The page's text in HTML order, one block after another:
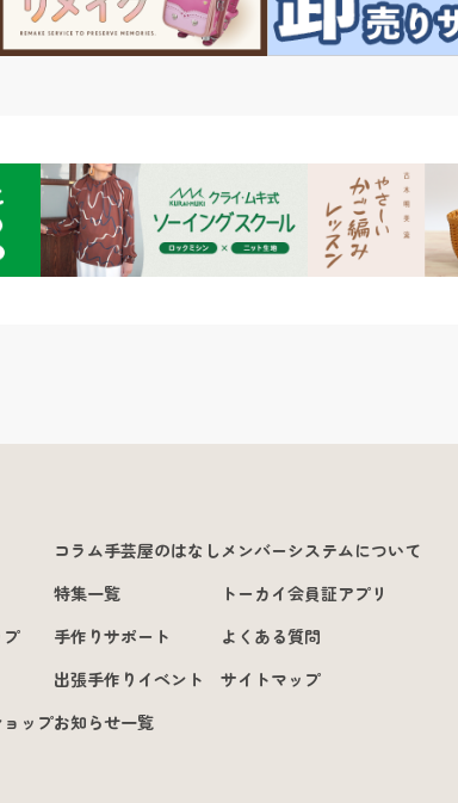
プ
ップ
コラム手芸屋のはなし
特集一覧
手作りサポート
出張手作りイベント
お知らせ一覧
メンバーシステムについて
トーカイ会員証アプリ
よくある質問
サイトマップ